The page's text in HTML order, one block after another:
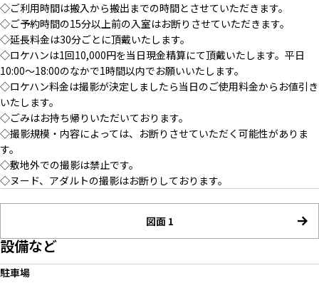
◇ご利用時間は搬入から搬出までの時間とさせていただきます。
◇ご予約時間の15分以上前の入室はお断りさせていただきます。
◇延長料金は30分ごとに頂戴いたします。
◇ロケハンは1回10,000円を当日現金精算にて頂戴いたします。平日
10:00〜18:00のなかで1時間以内でお願いいたします。
◇ロケハン料金は撮影が決定しましたら当日のご使用料金からお値引き
いたします。
◇ごみはお持ち帰りいただいております。
◇撮影規模・内容によっては、お断りさせていただく可能性がありま
す。
◇敷地外での撮影は禁止です。
◇ヌード、アダルトの撮影はお断りしております。
図面 1
設備など
駐車場